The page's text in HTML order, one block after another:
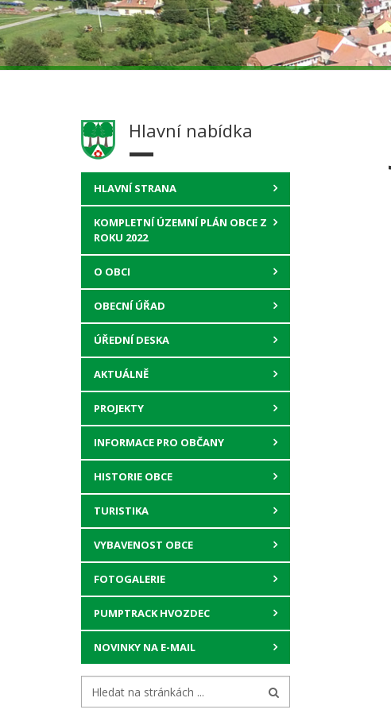
Hlavní nabídka
HLAVNÍ STRANA
KOMPLETNÍ ÚZEMNÍ PLÁN OBCE Z
ROKU 2022
O OBCI
OBECNÍ ÚŘAD
ÚŘEDNÍ DESKA
AKTUÁLNĚ
PROJEKTY
INFORMACE PRO OBČANY
HISTORIE OBCE
TURISTIKA
VYBAVENOST OBCE
FOTOGALERIE
PUMPTRACK HVOZDEC
NOVINKY NA E-MAIL